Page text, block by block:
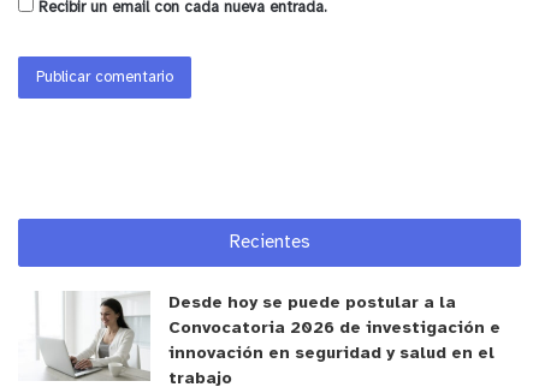
Recibir un email con cada nueva entrada.
Recientes
Desde hoy se puede postular a la
Convocatoria 2026 de investigación e
innovación en seguridad y salud en el
trabajo